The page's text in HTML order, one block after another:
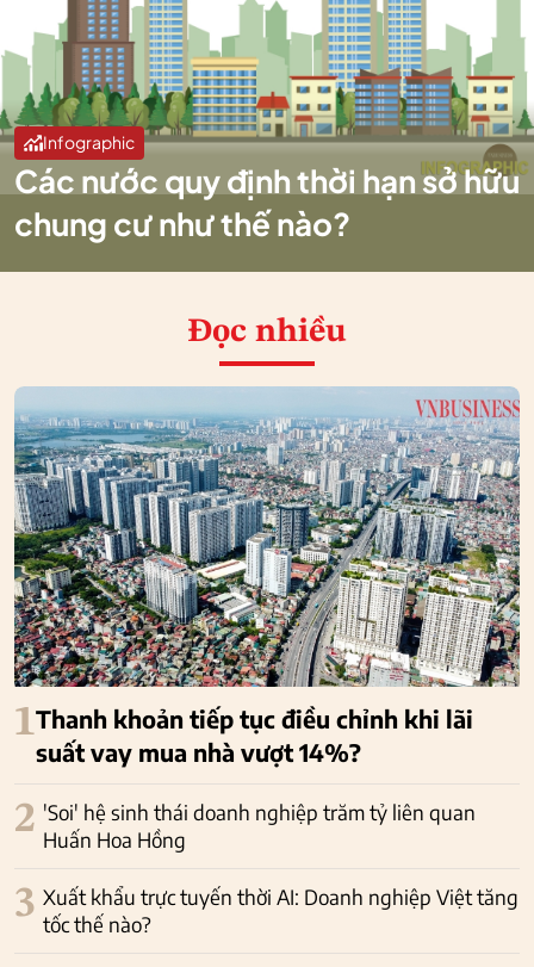
Infographic
Các nước quy định thời hạn sở hữu
chung cư như thế nào?
Đọc nhiều
1Thanh khoản tiếp tục điều chỉnh khi lãi
suất vay mua nhà vượt 14%?
2 'Soi' hệ sinh thái doanh nghiệp trăm tỷ liên quan
Huấn Hoa Hồng
3 Xuất khẩu trực tuyến thời AI: Doanh nghiệp Việt tăng
tốc thế nào?